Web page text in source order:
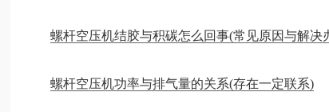
螺杆空压机结胶与积碳怎么回事(常见原因与解决
螺杆空压机功率与排气量的关系(存在一定联系)